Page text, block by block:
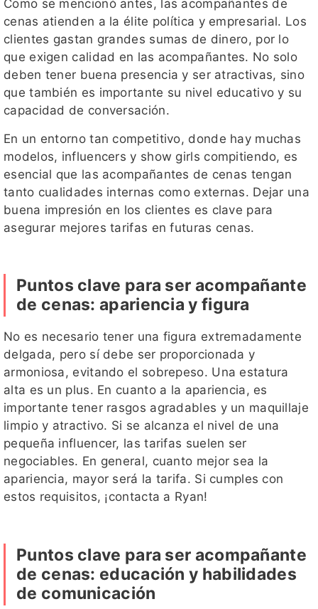
Como se mencionó antes, las acompañantes de
cenas atienden a la élite política y empresarial. Los
clientes gastan grandes sumas de dinero, por lo
que exigen calidad en las acompañantes. No solo
deben tener buena presencia y ser atractivas, sino
que también es importante su nivel educativo y su
capacidad de conversación.
En un entorno tan competitivo, donde hay muchas
modelos, influencers y show girls compitiendo, es
esencial que las acompañantes de cenas tengan
tanto cualidades internas como externas. Dejar una
buena impresión en los clientes es clave para
asegurar mejores tarifas en futuras cenas.
Puntos clave para ser acompañante
de cenas: apariencia y figura
No es necesario tener una figura extremadamente
delgada, pero sí debe ser proporcionada y
armoniosa, evitando el sobrepeso. Una estatura
alta es un plus. En cuanto a la apariencia, es
importante tener rasgos agradables y un maquillaje
limpio y atractivo. Si se alcanza el nivel de una
pequeña influencer, las tarifas suelen ser
negociables. En general, cuanto mejor sea la
apariencia, mayor será la tarifa. Si cumples con
estos requisitos, ¡contacta a Ryan!
Puntos clave para ser acompañante
de cenas: educación y habilidades
de comunicación